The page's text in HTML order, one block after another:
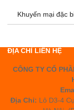
Khuyến mại đặc
ĐỊA CHỈ LIÊN HỆ
CÔNG TY CỔ
Địa Chỉ: Lô D3-4